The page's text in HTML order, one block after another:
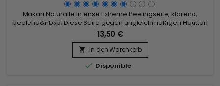
Makari Naturalle Intense Extreme Peelingseife, klärend,
peelend&nbsp; Diese Seife gegen ungleichmäßigen Hautton
ist ein pflegendes Stück Sheabutter, das die Haut nährt,
indem es Unreinheiten und Ablagerungen entfernt und das
Erscheinungsbild des Hauttons verbessert.
13,50 €
 In den Warenkorb
 Disponible